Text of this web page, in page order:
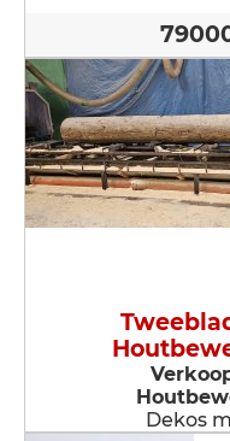
Dekos